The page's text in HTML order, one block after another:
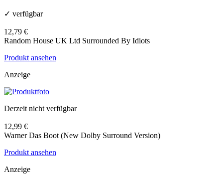
✓ verfügbar
12,79 €
Random House UK Ltd Surrounded By Idiots
Produkt ansehen
Anzeige
Derzeit nicht verfügbar
12,99 €
Warner Das Boot (New Dolby Surround Version)
Produkt ansehen
Anzeige